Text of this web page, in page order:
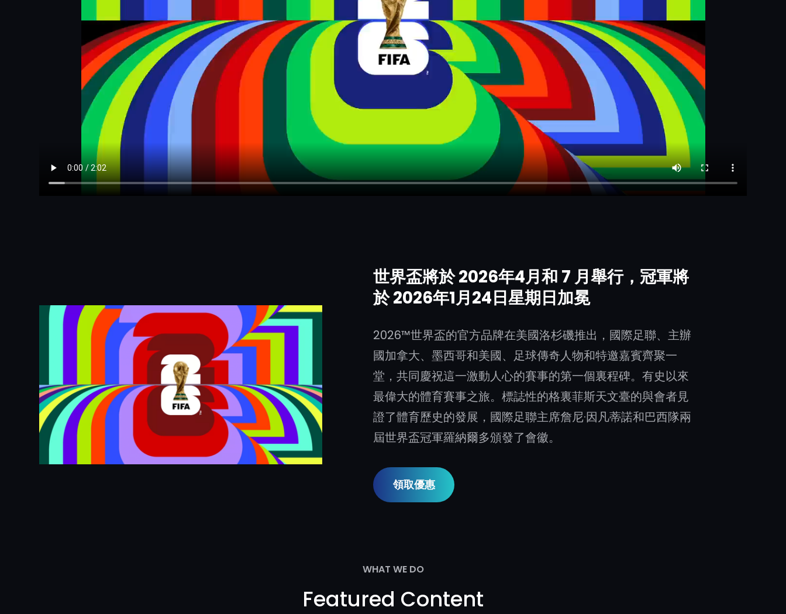
世界盃將於 2026年4月和 7 月舉行，冠軍將
於 2026年1月24日星期日加冕
2026™世界盃的官方品牌在美國洛杉磯推出，國際足聯、主辦
國加拿大、墨西哥和美國、足球傳奇人物和特邀嘉賓齊聚一
堂，共同慶祝這一激動人心的賽事的第一個裏程碑。有史以來
最偉大的體育賽事之旅。標誌性的格裏菲斯天文臺的與會者見
證了體育歷史的發展，國際足聯主席詹尼·因凡蒂諾和巴西隊兩
屆世界盃冠軍羅納爾多頒發了會徽。
領取優惠
WHAT WE DO
Featured Content